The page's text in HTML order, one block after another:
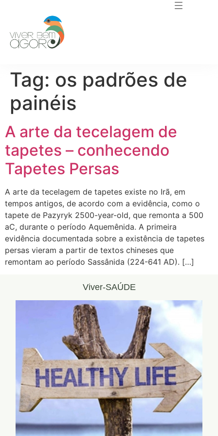
Tag: os padrões de
painéis
A arte da tecelagem de
tapetes – conhecendo
Tapetes Persas
A arte da tecelagem de tapetes existe no Irã, em
tempos antigos, de acordo com a evidência, como o
tapete de Pazyryk 2500-year-old, que remonta a 500
aC, durante o período Aquemênida. A primeira
evidência documentada sobre a existência de tapetes
persas vieram a partir de textos chineses que
remontam ao período Sassânida (224-641 AD). […]
Viver-SAÚDE